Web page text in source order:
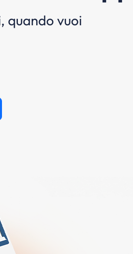
quando vuoi